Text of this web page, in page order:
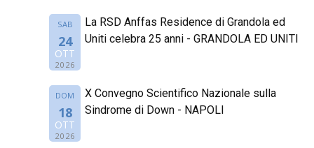
SAB
24
OTT
2026
La RSD Anffas Residence di Grandola ed
Uniti celebra 25 anni - GRANDOLA ED UNITI
DOM
18
OTT
2026
X Convegno Scientifico Nazionale sulla
Sindrome di Down - NAPOLI